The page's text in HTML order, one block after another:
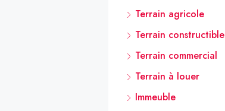
Terrain agricole
Terrain constructible
Terrain commercial
Terrain à louer
Immeuble